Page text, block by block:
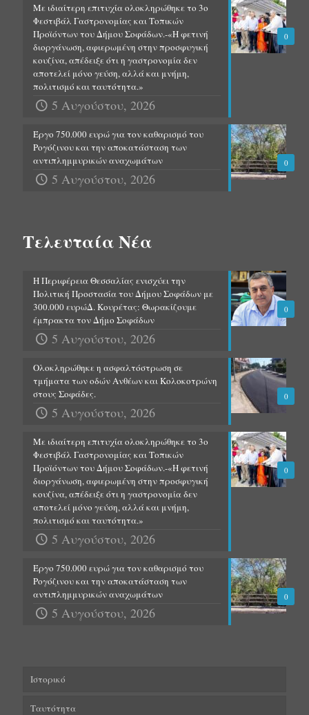
0
Με ιδιαίτερη επιτυχία ολοκληρώθηκε το 3ο
Φεστιβάλ Γαστρονομίας και Τοπικών
Προϊόντων του Δήμου Σοφάδων.-«Η φετινή
διοργάνωση, αφιερωμένη στην προσφυγική
κουζίνα, απέδειξε ότι η γαστρονομία δεν
αποτελεί μόνο γεύση, αλλά και μνήμη,
πολιτισμό και ταυτότητα.»
5 Αυγούστου, 2026
0
Έργο 750.000 ευρώ για τον καθαρισμό του
Ρογόζινου και την αποκατάσταση των
αντιπλημμυρικών αναχωμάτων
5 Αυγούστου, 2026
Τελευταία Νέα
0
Η Περιφέρεια Θεσσαλίας ενισχύει την
Πολιτική Προστασία του Δήμου Σοφάδων με
300.000 ευρώΔ. Κουρέτας: Θωρακίζουμε
έμπρακτα τον Δήμο Σοφάδων
5 Αυγούστου, 2026
0
Ολοκληρώθηκε η ασφαλτόστρωση σε
τμήματα των οδών Ανθέων και Κολοκοτρώνη
στους Σοφάδες.
5 Αυγούστου, 2026
0
Με ιδιαίτερη επιτυχία ολοκληρώθηκε το 3ο
Φεστιβάλ Γαστρονομίας και Τοπικών
Προϊόντων του Δήμου Σοφάδων.-«Η φετινή
διοργάνωση, αφιερωμένη στην προσφυγική
κουζίνα, απέδειξε ότι η γαστρονομία δεν
αποτελεί μόνο γεύση, αλλά και μνήμη,
πολιτισμό και ταυτότητα.»
5 Αυγούστου, 2026
0
Έργο 750.000 ευρώ για τον καθαρισμό του
Ρογόζινου και την αποκατάσταση των
αντιπλημμυρικών αναχωμάτων
5 Αυγούστου, 2026
Ιστορικό
Ταυτότητα